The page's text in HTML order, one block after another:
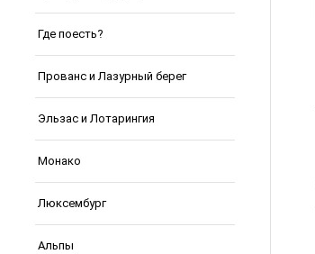
Где поесть?
Прованс и Лазурный берег
Эльзас и Лотарингия
Монако
Люксембург
Альпы